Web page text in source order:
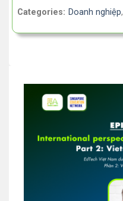
Categories: Doanh nghiệp,